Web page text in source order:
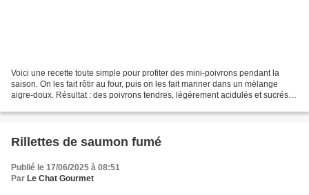
Voici une recette toute simple pour profiter des mini-poivrons pendant la
saison. On les fait rôtir au four, puis on les fait mariner dans un mēlange
aigre-doux. Résultat : des poivrons tendres, légérement acidulés et sucrés, à
Rillettes de saumon fumé
Publié le 17/06/2025 à 08:51
Par Le Chat Gourmet